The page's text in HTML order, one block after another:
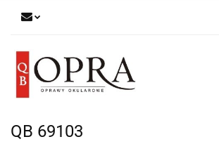
QB 69103